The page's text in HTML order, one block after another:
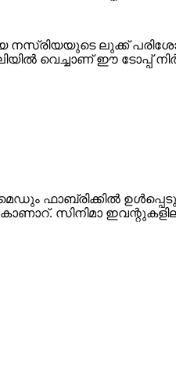
നസ്രിയയുടെ ലുക്ക്
വെച്ചാണ് ഈ ടോപ്പ്
ഫാബ്രിക്കിൽ
സിനിമാ